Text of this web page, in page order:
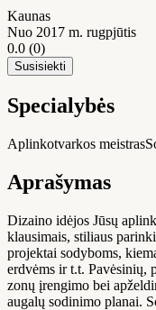
Kaunas
Nuo 2017 m. rugpjūtis
0.0 (0)
Susisiekti
Specialybės
Aplinkotvarkos meistras
Aprašymas
Dizaino idėjos Jūsų
klausimais, stiliaus
projektai sodyboms,
erdvėms ir t.t. Pavėsinių,
zonų įrengimo bei
augalų sodinimo planai.